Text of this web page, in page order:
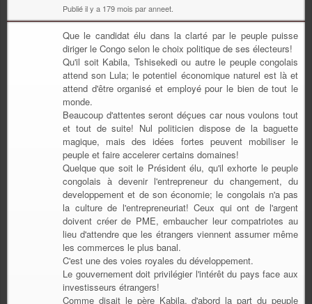
Publié il y a 179 mois par anneet.
Que le candidat élu dans la clarté par le peuple puisse
diriger le Congo selon le choix politique de ses électeurs!
Qu'il soit Kabila, Tshisekedi ou autre le peuple congolais
attend son Lula; le potentiel économique naturel est là et
attend d'être organisé et employé pour le bien de tout le
monde.
Beaucoup d'attentes seront déçues car nous voulons tout
et tout de suite! Nul politicien dispose de la baguette
magique, mais des idées fortes peuvent mobiliser le
peuple et faire accelerer certains domaines!
Quelque que soit le Président élu, qu'il exhorte le peuple
congolais à devenir l'entrepreneur du changement, du
developpement et de son économie; le congolais n'a pas
la culture de l'entrepreneuriat! Ceux qui ont de l'argent
doivent créer de PME, embaucher leur compatriotes au
lieu d'attendre que les étrangers viennent assumer même
les commerces le plus banal.
C'est une des voies royales du développement.
Le gouvernement doit privilégier l'intérêt du pays face aux
investisseurs étrangers!
Comme disait le père Kabila, d'abord la part du peuple